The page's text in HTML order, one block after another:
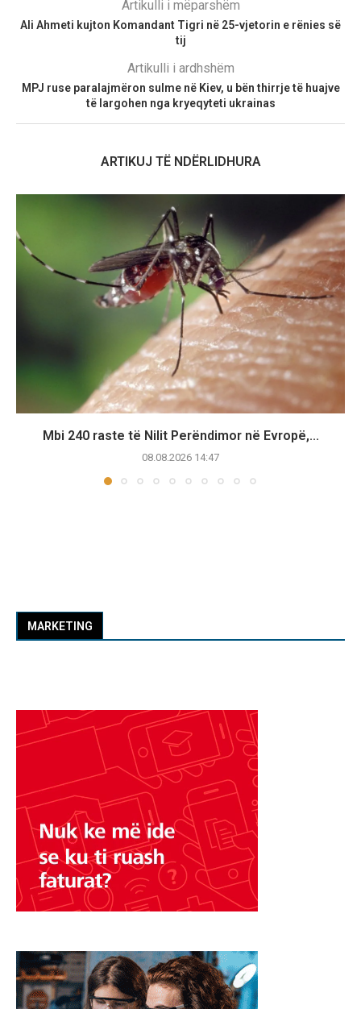
Artikulli i mëparshëm
Ali Ahmeti kujton Komandant Tigri në 25-vjetorin e rënies së
tij
Artikulli i ardhshëm
MPJ ruse paralajmëron sulme në Kiev, u bën thirrje të huajve
të largohen nga kryeqyteti ukrainas
ARTIKUJ TË NDËRLIDHURA
Mbi 240 raste të Nilit Perëndimor në Evropë,...
08.08.2026 14:47
MARKETING